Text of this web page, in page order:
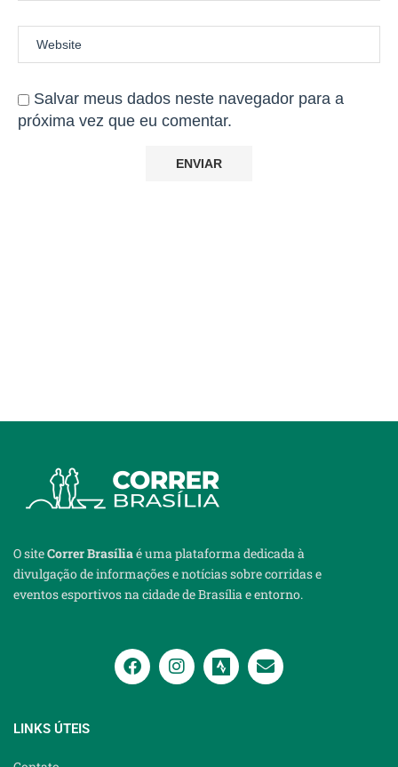
Salvar meus dados neste navegador para a
próxima vez que eu comentar.
O siteCorrer Brasíliaé uma plataforma dedicada à
divulgação de informações e notícias sobre corridas e
eventos esportivos na cidade de Brasília e entorno.
LINKS ÚTEIS